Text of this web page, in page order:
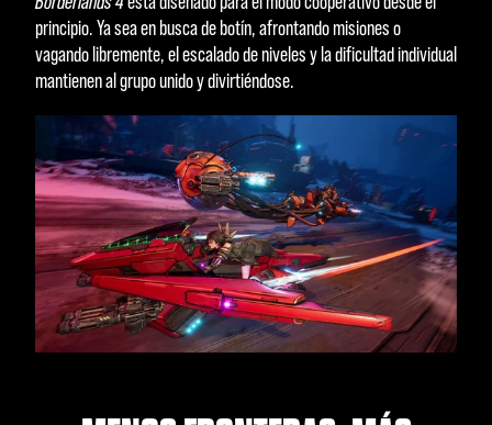
principio. Ya sea en busca de botín, afrontando misiones o
vagando libremente, el escalado de niveles y la dificultad individual
mantienen al grupo unido y divirtiéndose.